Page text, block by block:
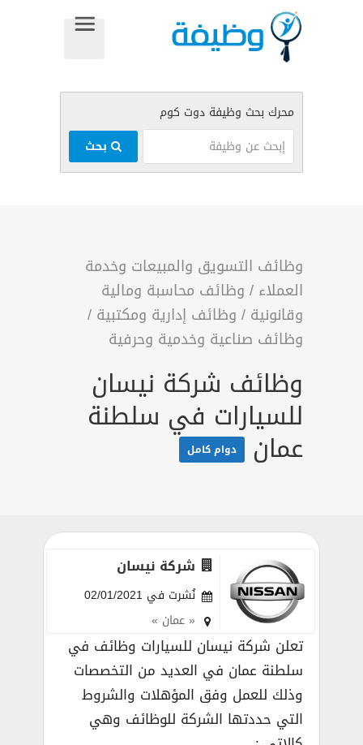
وظائف التسويق والمبيعات وخدمة
العملاء / وظائف محاسبة ومالية
وقانونية / وظائف إدارية ومكتبية /
وظائف صناعية وخدمية وحرفية
وظائف شركة نيسان
للسيارات في سلطنة
عمان دوام كامل
شركة نيسان
نُشرت في 02/01/2021
« عمان »
تعلن شركة نيسان للسيارات وظائف في
سلطنة عمان في العديد من التخصصات
وذلك للعمل وفق المؤهلات والشروط
التي حددتها الشركة للوظائف وهي